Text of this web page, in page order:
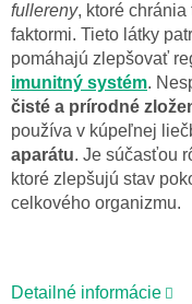
fullereny, ktoré
faktormi. Tieto látky
pomáhajú zlepšovať
imunitný systém.
čisté a prírodné
používa v kúpeľnej
aparátu. Je súčasťou
ktoré zlepšujú stav
celkového organizmu.
Detailné informácie